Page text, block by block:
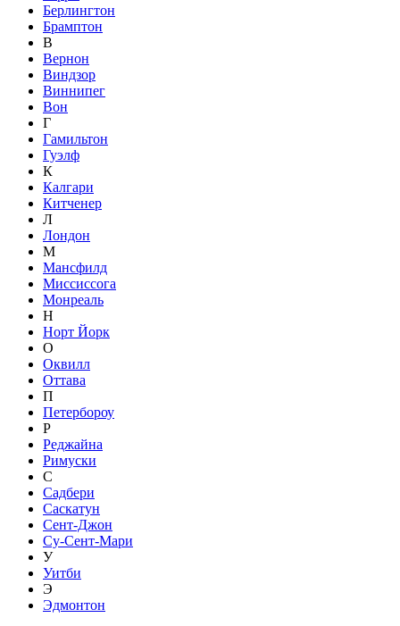
Берлингтон
Брамптон
В
Вернон
Виндзор
Виннипег
Вон
Г
Гамильтон
Гуэлф
К
Калгари
Китченер
Л
Лондон
М
Мансфилд
Миссиссога
Монреаль
Н
Норт Йорк
О
Оквилл
Оттава
П
Петербороу
Р
Реджайна
Римуски
С
Садбери
Саскатун
Сент-Джон
Су-Сент-Мари
У
Уитби
Э
Эдмонтон